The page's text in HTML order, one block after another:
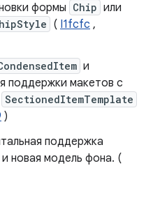
формы Chip или
( I1fcfc ,
и
поддержки макетов с
SectionedItemTemplate
)
поддержка
новая модель фона. (